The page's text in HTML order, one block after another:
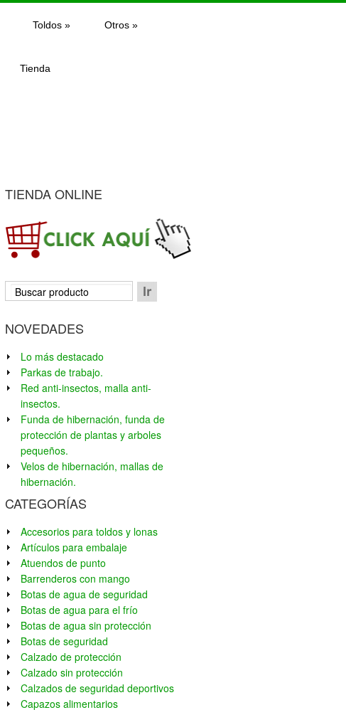
Toldos » Otros»
Tienda
TIENDA ONLINE
NOVEDADES
Lo más destacado
Parkas de trabajo.
Red anti-insectos, malla anti-
insectos.
Funda de hibernación, funda de
protección de plantas y arboles
pequeños.
Velos de hibernación, mallas de
hibernación.
CATEGORÍAS
Accesorios para toldos y lonas
Artículos para embalaje
Atuendos de punto
Barrenderos con mango
Botas de agua de seguridad
Botas de agua para el frío
Botas de agua sin protección
Botas de seguridad
Calzado de protección
Calzado sin protección
Calzados de seguridad deportivos
Capazos alimentarios